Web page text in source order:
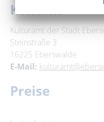
Kontakt
Kulturamt der Stadt
Steinstraße 3
16225 Eberswalde
E-Mail:
Preise